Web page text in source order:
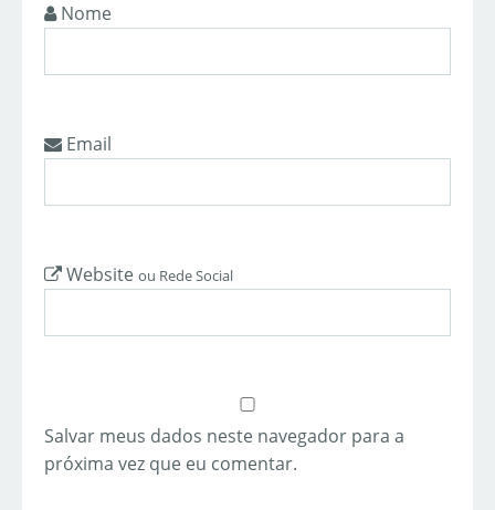
Nome
Email
Website ou Rede Social
Salvar meus dados neste navegador para a
próxima vez que eu comentar.